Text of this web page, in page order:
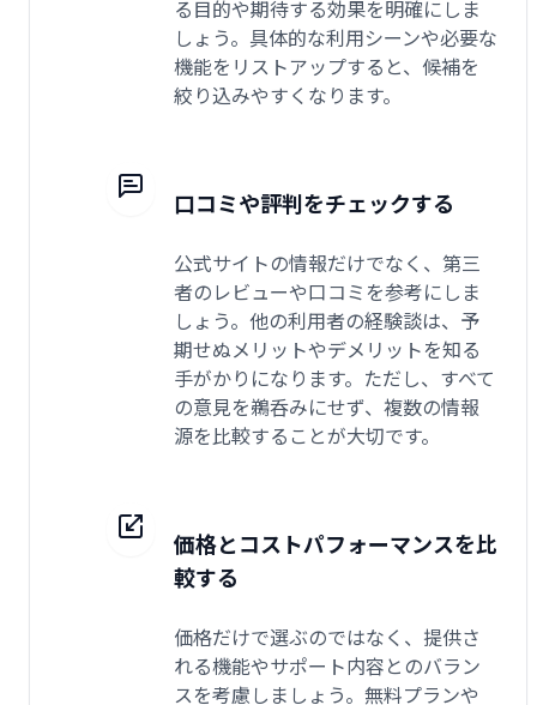
る目的や期待する効果を明確にしま
しょう。具体的な利用シーンや必要な
機能をリストアップすると、候補を
絞り込みやすくなります。
口コミや評判をチェックする
公式サイトの情報だけでなく、第三
者のレビューや口コミを参考にしま
しょう。他の利用者の経験談は、予
期せぬメリットやデメリットを知る
手がかりになります。ただし、すべて
の意見を鵜呑みにせず、複数の情報
源を比較することが大切です。
価格とコストパフォーマンスを比
較する
価格だけで選ぶのではなく、提供さ
れる機能やサポート内容とのバラン
スを考慮しましょう。無料プランや